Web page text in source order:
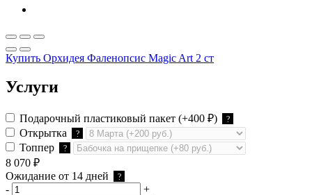
Купить Орхидея Фаленопсис Magic Art 2 ст
Услуги
Подарочный пластиковый пакет (+400 ₽) ?
Открытка ?
Топпер ?
8 070 ₽
Ожидание от 14 дней
?
- +